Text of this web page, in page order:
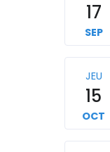
17
SEP
JEU
15
OCT